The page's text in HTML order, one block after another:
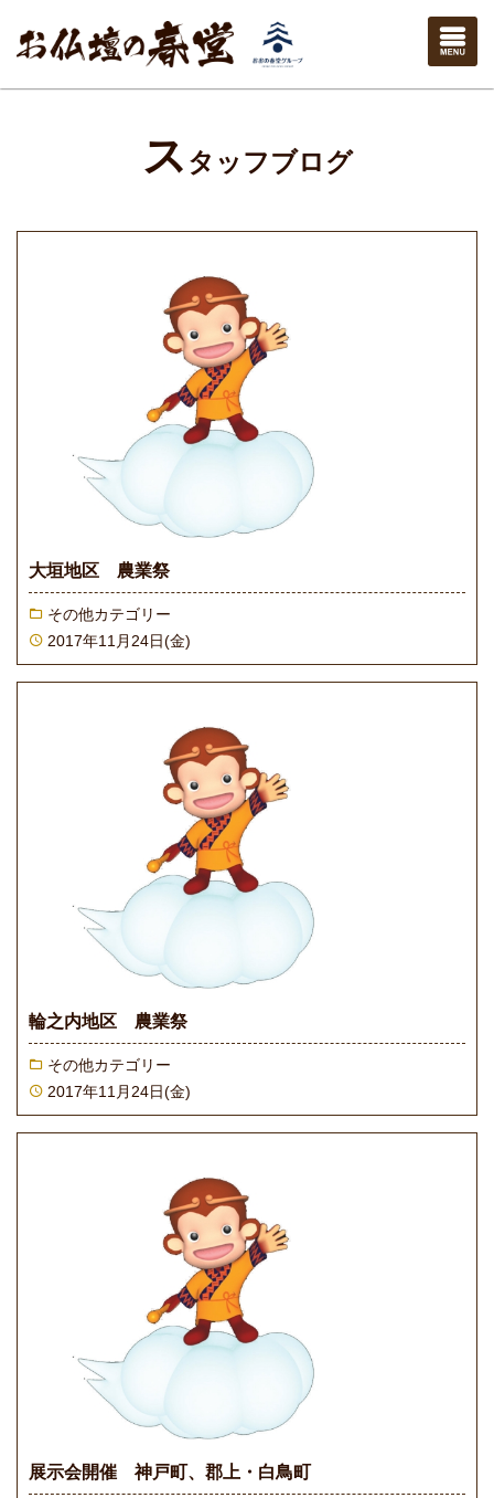
ス タッフブログ
大垣地区 農業祭
その他カテゴリー
2017年11月24日(金)
輪之内地区 農業祭
その他カテゴリー
2017年11月24日(金)
展示会開催 神戸町、郡上・白鳥町